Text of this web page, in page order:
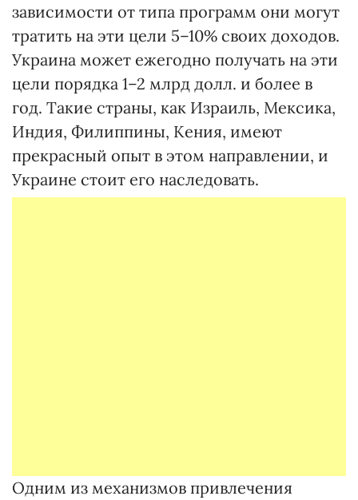
зависимости от типа программ они могут
тратить на эти цели 5–10% своих доходов.
Украина может ежегодно получать на эти
цели порядка 1–2 млрд долл. и более в
год. Такие страны, как Израиль, Мексика,
Индия, Филиппины, Кения, имеют
прекрасный опыт в этом направлении, и
Украине стоит его наследовать.
Одним из механизмов привлечения